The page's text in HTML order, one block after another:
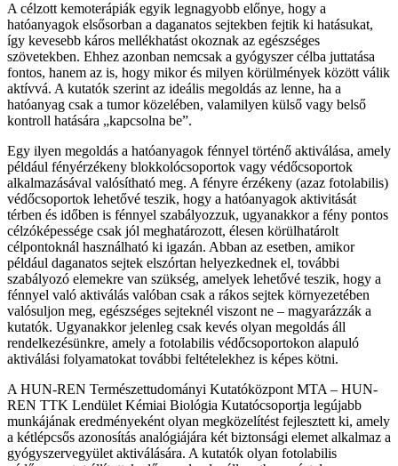
A célzott kemoterápiák egyik legnagyobb előnye, hogy a
hatóanyagok elsősorban a daganatos sejtekben fejtik ki hatásukat,
így kevesebb káros mellékhatást okoznak az egészséges
szövetekben. Ehhez azonban nemcsak a gyógyszer célba juttatása
fontos, hanem az is, hogy mikor és milyen körülmények között válik
aktívvá. A kutatók szerint az ideális megoldás az lenne, ha a
hatóanyag csak a tumor közelében, valamilyen külső vagy belső
kontroll hatására „kapcsolna be”.
Egy ilyen megoldás a hatóanyagok fénnyel történő aktiválása, amely
például fényérzékeny blokkolócsoportok vagy védőcsoportok
alkalmazásával valósítható meg. A fényre érzékeny (azaz fotolabilis)
védőcsoportok lehetővé teszik, hogy a hatóanyagok aktivitását
térben és időben is fénnyel szabályozzuk, ugyanakkor a fény pontos
célzóképessége csak jól meghatározott, élesen körülhatárolt
célpontoknál használható ki igazán. Abban az esetben, amikor
például daganatos sejtek elszórtan helyezkednek el, további
szabályozó elemekre van szükség, amelyek lehetővé teszik, hogy a
fénnyel való aktiválás valóban csak a rákos sejtek környezetében
valósuljon meg, egészséges sejteknél viszont ne – magyarázzák a
kutatók. Ugyanakkor jelenleg csak kevés olyan megoldás áll
rendelkezésünkre, amely a fotolabilis védőcsoportokon alapuló
aktiválási folyamatokat további feltételekhez is képes kötni.
A HUN-REN Természettudományi Kutatóközpont MTA – HUN-
REN TTK Lendület Kémiai Biológia Kutatócsoportja legújabb
munkájának eredményeként olyan megközelítést fejlesztett ki, amely
a kétlépcsős azonosítás analógiájára két biztonsági elemet alkalmaz a
gyógyszervegyület aktiválására. A kutatók olyan fotolabilis